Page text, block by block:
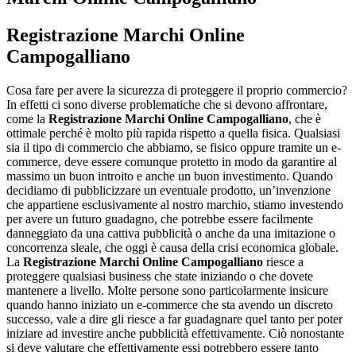
Registrazione Marchi Online
Campogalliano
Cosa fare per avere la sicurezza di proteggere il proprio commercio?
In effetti ci sono diverse problematiche che si devono affrontare,
come la Registrazione Marchi Online Campogalliano, che è
ottimale perché è molto più rapida rispetto a quella fisica. Qualsiasi
sia il tipo di commercio che abbiamo, se fisico oppure tramite un e-
commerce, deve essere comunque protetto in modo da garantire al
massimo un buon introito e anche un buon investimento. Quando
decidiamo di pubblicizzare un eventuale prodotto, un’invenzione
che appartiene esclusivamente al nostro marchio, stiamo investendo
per avere un futuro guadagno, che potrebbe essere facilmente
danneggiato da una cattiva pubblicità o anche da una imitazione o
concorrenza sleale, che oggi è causa della crisi economica globale.
La Registrazione Marchi Online Campogalliano riesce a
proteggere qualsiasi business che state iniziando o che dovete
mantenere a livello. Molte persone sono particolarmente insicure
quando hanno iniziato un e-commerce che sta avendo un discreto
successo, vale a dire gli riesce a far guadagnare quel tanto per poter
iniziare ad investire anche pubblicità effettivamente. Ciò nonostante
si deve valutare che effettivamente essi potrebbero essere tanto